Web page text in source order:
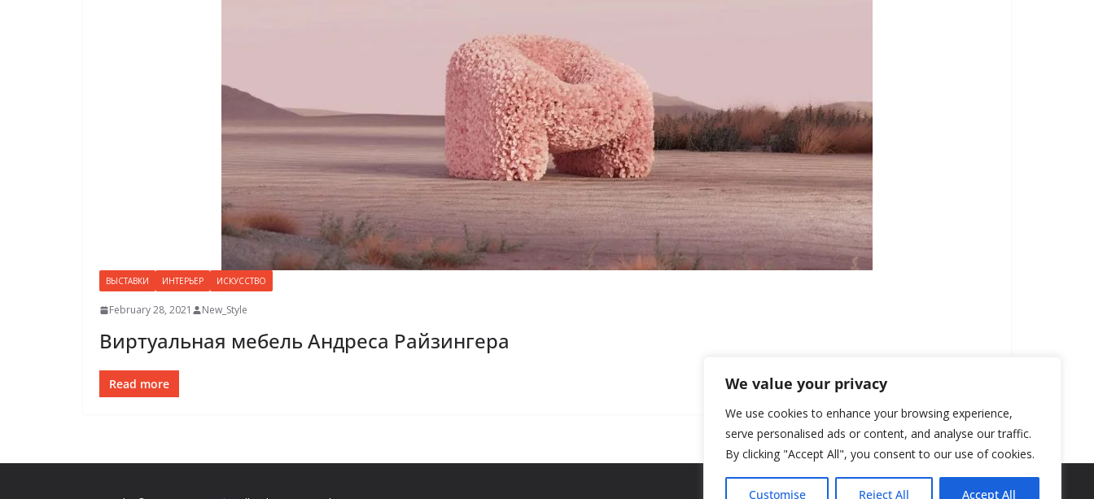
We value your privacy
We use cookies to enhance your browsing experience,
serve personalised ads or content, and analyse our traffic.
By clicking "Accept All", you consent to our use of cookies.
Customise Reject All Accept All
ВЫСТАВКИ ИНТЕРЬЕР ИСКУССТВО
February 28, 2021 New_Style
Виртуальная мебель Андреса Райзингера
Read more